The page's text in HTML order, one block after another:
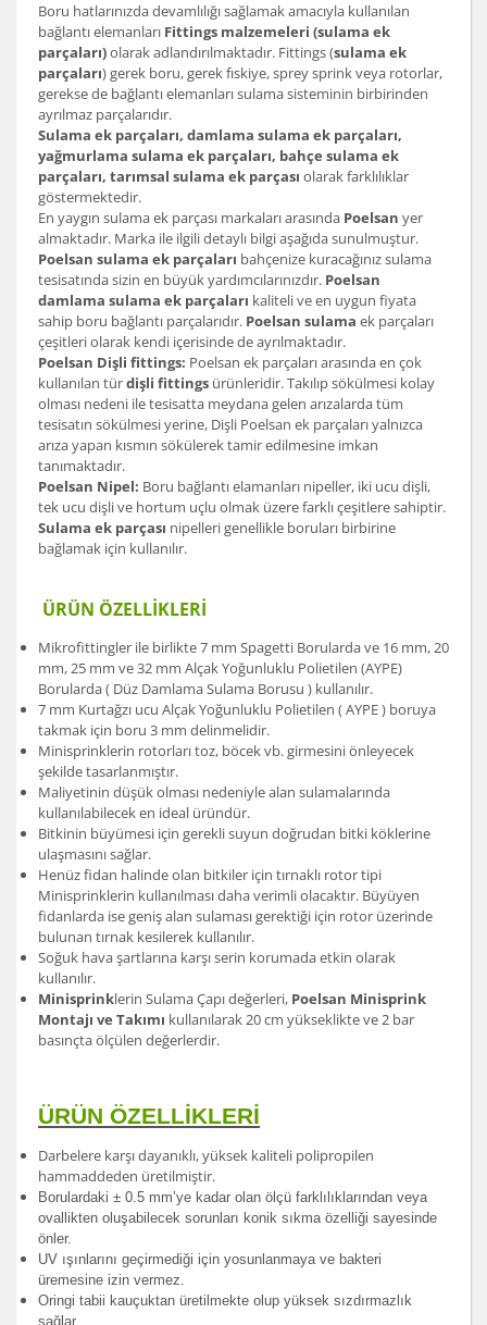
Boru hatlarınızda devamlılığı sağlamak amacıyla kullanılan
bağlantı elemanları Fittings malzemeleri (sulama ek
parçaları)olarak adlandırılmaktadır. Fittings (sulama ek
parçaları) gerek boru, gerek fıskiye, sprey sprink veya rotorlar,
gerekse de bağlantı elemanları sulama sisteminin birbirinden
ayrılmaz parçalarıdır.
Sulama ek parçaları, damlama sulama ek parçaları,
yağmurlama sulama ek parçaları, bahçe sulama ek
parçaları, tarımsal sulama ek parçası olarak farklılıklar
göstermektedir.
En yaygın sulama ek parçası markaları arasında Poelsan yer
almaktadır. Marka ile ilgili detaylı bilgi aşağıda sunulmuştur.
Poelsan sulama ek parçaları bahçenize kuracağınız sulama
tesisatında sizin en büyük yardımcılarınızdır. Poelsan
damlama sulama ek parçaları kaliteli ve en uygun fiyata
sahip boru bağlantı parçalarıdır. Poelsan sulama ek parçaları
çeşitleri olarak kendi içerisinde de ayrılmaktadır.
Poelsan Dişli fittings: Poelsan ek parçaları arasında en çok
kullanılan türdişli fittings ürünleridir. Takılıp sökülmesi kolay
olması nedeni ile tesisatta meydana gelen arızalarda tüm
tesisatın sökülmesi yerine, Dişli Poelsan ek parçaları yalnızca
arıza yapan kısmın sökülerek tamir edilmesine imkan
tanımaktadır.
Poelsan Nipel: Boru bağlantı elamanları nipeller, iki ucu dişli,
tek ucu dişli ve hortum uçlu olmak üzere farklı çeşitlere sahiptir.
Sulama ek parçası nipelleri genellikle boruları birbirine
bağlamak için kullanılır.
ÜRÜN ÖZELLİKLERİ
Mikrofittingler ile birlikte 7 mm Spagetti Borularda ve 16 mm, 20
mm, 25 mm ve 32 mm Alçak Yoğunluklu Polietilen (AYPE)
Borularda ( Düz Damlama Sulama Borusu ) kullanılır.
7 mm Kurtağzı ucu Alçak Yoğunluklu Polietilen ( AYPE ) boruya
takmak için boru 3 mm delinmelidir.
Minisprinklerin rotorları toz, böcek vb. girmesini önleyecek
şekilde tasarlanmıştır.
Maliyetinin düşük olması nedeniyle alan sulamalarında
kullanılabilecek en ideal üründür.
Bitkinin büyümesi için gerekli suyun doğrudan bitki köklerine
ulaşmasını sağlar.
Henüz fidan halinde olan bitkiler için tırnaklı rotor tipi
Minisprinklerin kullanılması daha verimli olacaktır. Büyüyen
fidanlarda ise geniş alan sulaması gerektiği için rotor üzerinde
bulunan tırnak kesilerek kullanılır.
Soğuk hava şartlarına karşı serin korumada etkin olarak
kullanılır.
Minisprinklerin Sulama Çapı değerleri, Poelsan Minisprink
Montajı ve Takımı kullanılarak 20 cm yükseklikte ve 2 bar
basınçta ölçülen değerlerdir.
ÜRÜN ÖZELLİKLERİ
Darbelere karşı dayanıklı, yüksek kaliteli polipropilen
hammaddeden üretilmiştir.
Borulardaki ± 0.5 mm’ye kadar olan ölçü farklılıklarından veya
ovallikten oluşabilecek sorunları konik sıkma özelliği sayesinde
önler.
UV ışınlarını geçirmediği için yosunlanmaya ve bakteri
üremesine izin vermez.
Oringi tabii kauçuktan üretilmekte olup yüksek sızdırmazlık
sağlar.